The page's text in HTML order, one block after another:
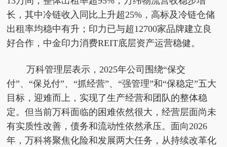
长，其中冷链收入同比上升超25%，高标及冷链仓储
出租率均稳中有升；印力已与超12700家品牌建立良
好合作，中金印力消费REIT底层资产运营稳健。
万科管理层表示，2025年公司围绕“保交
付”、“保兑付”、“抓经营”、“强管理”和“保稳定”五大
目标，迎难而上，实现了生产经营和团队的整体稳
定。但当前万科面临的困难依然很大，经营层面尚未
有实质性改善，债务和流动性依然承压。面向2026
年，万科将聚焦化险和发展两大任务，从持续改革化